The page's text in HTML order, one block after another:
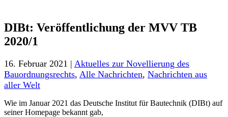
DIBt: Veröffentlichung der MVV TB
2020/1
16. Februar 2021 | Aktuelles zur Novellierung des
Bauordnungsrechts, Alle Nachrichten, Nachrichten aus
aller Welt
Wie im Januar 2021 das Deutsche Institut für Bautechnik (DIBt) auf
seiner Homepage bekannt gab,